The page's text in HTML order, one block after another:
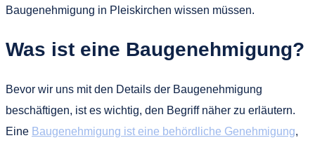
Baugenehmigung in Pleiskirchen wissen müssen.
Was ist eine Baugenehmigung?
Bevor wir uns mit den Details der Baugenehmigung
beschäftigen, ist es wichtig, den Begriff näher zu erläutern.
Eine Baugenehmigung ist eine behördliche Genehmigung,